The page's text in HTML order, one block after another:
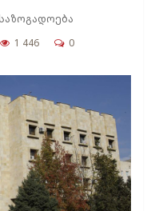
საზოგადოება
1 446 0